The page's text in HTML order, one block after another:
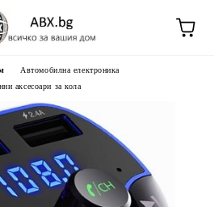
Автомобилна електроника
аксесоари за кола